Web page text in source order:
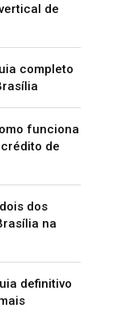
de
completo
funciona
de
dos
na
definitivo